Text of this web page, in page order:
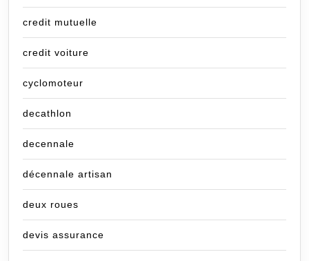
credit mutuelle
credit voiture
cyclomoteur
decathlon
decennale
décennale artisan
deux roues
devis assurance